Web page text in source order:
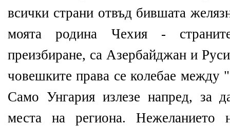
всички страни отвъд бившата
моята родина Чехия -
преизбиране, са Азербайджан и
човешките права се колебае между
Само Унгария излезе напред, за
места на региона. Нежеланието